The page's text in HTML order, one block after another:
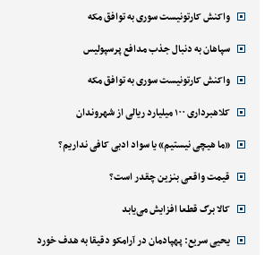
واکنش کارتونیست سوری به توافق مکه
سپاهان به دنبال جذب مدافع پرسپولیس
واکنش کارتونیست سوری به توافق مکه
کلاهبرداری ۱۰۰ میلیارد ریالی از شهروندان
«ما هیچی نیستیم» یا سواد ادبی کافی نداریم؟
قیمت واقعی بنزین چقدر است؟
کالا برگ قطعا افزایش می‌یابد
یحیی سریع: پهپادمان در آرامکو دقیقا به هدف خورد